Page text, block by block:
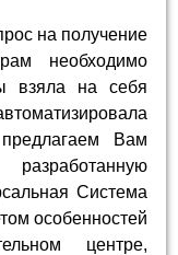
на получение
необходимо
взяла на себя
Вам
Система
особенностей
центре,